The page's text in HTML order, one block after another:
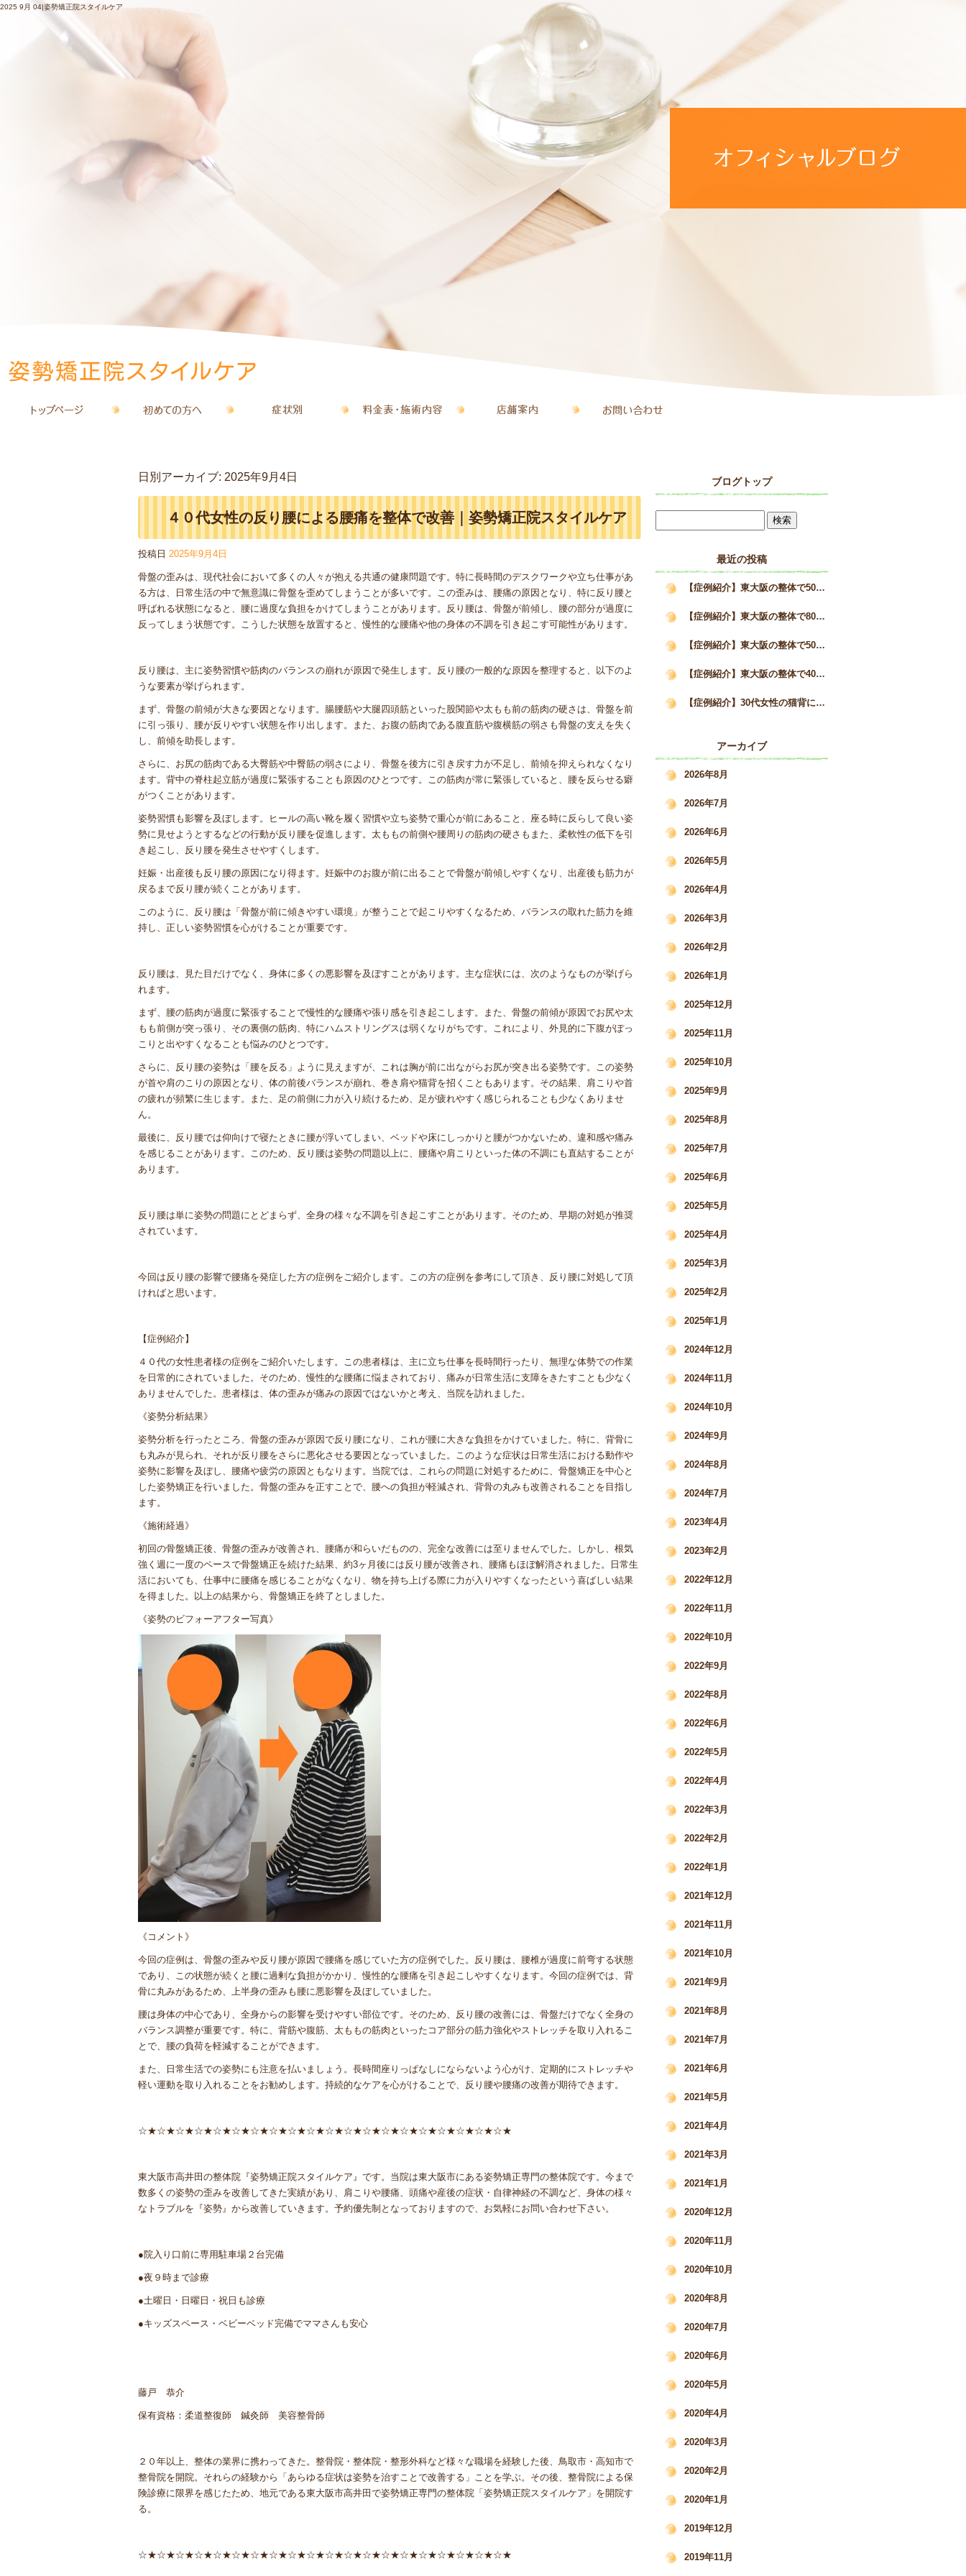
2025 9月 04|姿勢矯正院スタイルケア
日別アーカイブ: 2025年9月4日
４０代女性の反り腰による腰痛を整体で改善｜姿勢矯正院スタイルケア
投稿日 2025年9月4日
骨盤の歪みは、現代社会において多くの人々が抱える共通の健康問題です。特に長時間のデスクワークや立ち仕事があ
る方は、日常生活の中で無意識に骨盤を歪めてしまうことが多いです。この歪みは、腰痛の原因となり、特に反り腰と
呼ばれる状態になると、腰に過度な負担をかけてしまうことがあります。反り腰は、骨盤が前傾し、腰の部分が過度に
反ってしまう状態です。こうした状態を放置すると、慢性的な腰痛や他の身体の不調を引き起こす可能性があります。
反り腰は、主に姿勢習慣や筋肉のバランスの崩れが原因で発生します。反り腰の一般的な原因を整理すると、以下のよ
うな要素が挙げられます。
まず、骨盤の前傾が大きな要因となります。腸腰筋や大腿四頭筋といった股関節や太もも前の筋肉の硬さは、骨盤を前
に引っ張り、腰が反りやすい状態を作り出します。また、お腹の筋肉である腹直筋や腹横筋の弱さも骨盤の支えを失く
し、前傾を助長します。
さらに、お尻の筋肉である大臀筋や中臀筋の弱さにより、骨盤を後方に引き戻す力が不足し、前傾を抑えられなくなり
ます。背中の脊柱起立筋が過度に緊張することも原因のひとつです。この筋肉が常に緊張していると、腰を反らせる癖
がつくことがあります。
姿勢習慣も影響を及ぼします。ヒールの高い靴を履く習慣や立ち姿勢で重心が前にあること、座る時に反らして良い姿
勢に見せようとするなどの行動が反り腰を促進します。太ももの前側や腰周りの筋肉の硬さもまた、柔軟性の低下を引
き起こし、反り腰を発生させやすくします。
妊娠・出産後も反り腰の原因になり得ます。妊娠中のお腹が前に出ることで骨盤が前傾しやすくなり、出産後も筋力が
戻るまで反り腰が続くことがあります。
このように、反り腰は「骨盤が前に傾きやすい環境」が整うことで起こりやすくなるため、バランスの取れた筋力を維
持し、正しい姿勢習慣を心がけることが重要です。
反り腰は、見た目だけでなく、身体に多くの悪影響を及ぼすことがあります。主な症状には、次のようなものが挙げら
れます。
まず、腰の筋肉が過度に緊張することで慢性的な腰痛や張り感を引き起こします。また、骨盤の前傾が原因でお尻や太
もも前側が突っ張り、その裏側の筋肉、特にハムストリングスは弱くなりがちです。これにより、外見的に下腹がぽっ
こりと出やすくなることも悩みのひとつです。
さらに、反り腰の姿勢は「腰を反る」ように見えますが、これは胸が前に出ながらお尻が突き出る姿勢です。この姿勢
が首や肩のこりの原因となり、体の前後バランスが崩れ、巻き肩や猫背を招くこともあります。その結果、肩こりや首
の疲れが頻繁に生じます。また、足の前側に力が入り続けるため、足が疲れやすく感じられることも少なくありませ
ん。
最後に、反り腰では仰向けで寝たときに腰が浮いてしまい、ベッドや床にしっかりと腰がつかないため、違和感や痛み
を感じることがあります。このため、反り腰は姿勢の問題以上に、腰痛や肩こりといった体の不調にも直結することが
あります。
反り腰は単に姿勢の問題にとどまらず、全身の様々な不調を引き起こすことがあります。そのため、早期の対処が推奨
されています。
今回は反り腰の影響で腰痛を発症した方の症例をご紹介します。この方の症例を参考にして頂き、反り腰に対処して頂
ければと思います。
【症例紹介】
４０代の女性患者様の症例をご紹介いたします。この患者様は、主に立ち仕事を長時間行ったり、無理な体勢での作業
を日常的にされていました。そのため、慢性的な腰痛に悩まされており、痛みが日常生活に支障をきたすことも少なく
ありませんでした。患者様は、体の歪みが痛みの原因ではないかと考え、当院を訪れました。
《姿勢分析結果》
姿勢分析を行ったところ、骨盤の歪みが原因で反り腰になり、これが腰に大きな負担をかけていました。特に、背骨に
も丸みが見られ、それが反り腰をさらに悪化させる要因となっていました。このような症状は日常生活における動作や
姿勢に影響を及ぼし、腰痛や疲労の原因ともなります。当院では、これらの問題に対処するために、骨盤矯正を中心と
した姿勢矯正を行いました。骨盤の歪みを正すことで、腰への負担が軽減され、背骨の丸みも改善されることを目指し
ます。
《施術経過》
初回の骨盤矯正後、骨盤の歪みが改善され、腰痛が和らいだものの、完全な改善には至りませんでした。しかし、根気
強く週に一度のペースで骨盤矯正を続けた結果、約3ヶ月後には反り腰が改善され、腰痛もほぼ解消されました。日常生
活においても、仕事中に腰痛を感じることがなくなり、物を持ち上げる際に力が入りやすくなったという喜ばしい結果
を得ました。以上の結果から、骨盤矯正を終了としました。
《姿勢のビフォーアフター写真》
《コメント》
今回の症例は、骨盤の歪みや反り腰が原因で腰痛を感じていた方の症例でした。反り腰は、腰椎が過度に前弯する状態
であり、この状態が続くと腰に過剰な負担がかかり、慢性的な腰痛を引き起こしやすくなります。今回の症例では、背
骨に丸みがあるため、上半身の歪みも腰に悪影響を及ぼしていました。
腰は身体の中心であり、全身からの影響を受けやすい部位です。そのため、反り腰の改善には、骨盤だけでなく全身の
バランス調整が重要です。特に、背筋や腹筋、太ももの筋肉といったコア部分の筋力強化やストレッチを取り入れるこ
とで、腰の負荷を軽減することができます。
また、日常生活での姿勢にも注意を払いましょう。長時間座りっぱなしにならないよう心がけ、定期的にストレッチや
軽い運動を取り入れることをお勧めします。持続的なケアを心がけることで、反り腰や腰痛の改善が期待できます。
☆★☆★☆★☆★☆★☆★☆★☆★☆★☆★☆★☆★☆★☆★☆★☆★☆★☆★☆★☆★
東大阪市高井田の整体院『姿勢矯正院スタイルケア』です。当院は東大阪市にある姿勢矯正専門の整体院です。今まで
数多くの姿勢の歪みを改善してきた実績があり、肩こりや腰痛、頭痛や産後の症状・自律神経の不調など、身体の様々
なトラブルを『姿勢』から改善していきます。予約優先制となっておりますので、お気軽にお問い合わせ下さい。
●院入り口前に専用駐車場２台完備
●夜９時まで診療
●土曜日・日曜日・祝日も診療
●キッズスペース・ベビーベッド完備でママさんも安心
藤戸 恭介
保有資格：柔道整復師 鍼灸師 美容整骨師
２０年以上、整体の業界に携わってきた。整骨院・整体院・整形外科など様々な職場を経験した後、鳥取市・高知市で
整骨院を開院。それらの経験から「あらゆる症状は姿勢を治すことで改善する」ことを学ぶ。その後、整骨院による保
険診療に限界を感じたため、地元である東大阪市高井田で姿勢矯正専門の整体院「姿勢矯正院スタイルケア」を開院す
る。
☆★☆★☆★☆★☆★☆★☆★☆★☆★☆★☆★☆★☆★☆★☆★☆★☆★☆★☆★☆★
ブログトップ
最近の投稿
【症例紹介】東大阪の整体で50代女性の巻き肩と疲労感が改善した施術事例｜姿勢矯正院スタイルケア
【症例紹介】東大阪の整体で80代男性の猫背を改善へ｜高齢者の姿勢改善と身体の変化｜姿勢矯正院スタイルケア
【症例紹介】東大阪の整体で50代女性の猫背と自律神経の不調が3か月で改善した事例｜姿勢矯正院スタイルケア
【症例紹介】東大阪の整体で40代女性の猫背・巻き肩を改善｜慢性的な肩こりと疲労感の変化｜姿勢矯正院スタイルケア
【症例紹介】30代女性の猫背による肩こり・腰痛を根本改善した施術事例｜姿勢矯正院スタイルケア
アーカイブ
2026年8月
2026年7月
2026年6月
2026年5月
2026年4月
2026年3月
2026年2月
2026年1月
2025年12月
2025年11月
2025年10月
2025年9月
2025年8月
2025年7月
2025年6月
2025年5月
2025年4月
2025年3月
2025年2月
2025年1月
2024年12月
2024年11月
2024年10月
2024年9月
2024年8月
2024年7月
2023年4月
2023年2月
2022年12月
2022年11月
2022年10月
2022年9月
2022年8月
2022年6月
2022年5月
2022年4月
2022年3月
2022年2月
2022年1月
2021年12月
2021年11月
2021年10月
2021年9月
2021年8月
2021年7月
2021年6月
2021年5月
2021年4月
2021年3月
2021年1月
2020年12月
2020年11月
2020年10月
2020年8月
2020年7月
2020年6月
2020年5月
2020年4月
2020年3月
2020年2月
2020年1月
2019年12月
2019年11月